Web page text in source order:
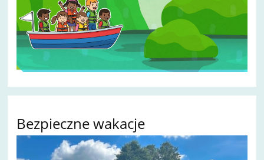
Bezpieczne wakacje